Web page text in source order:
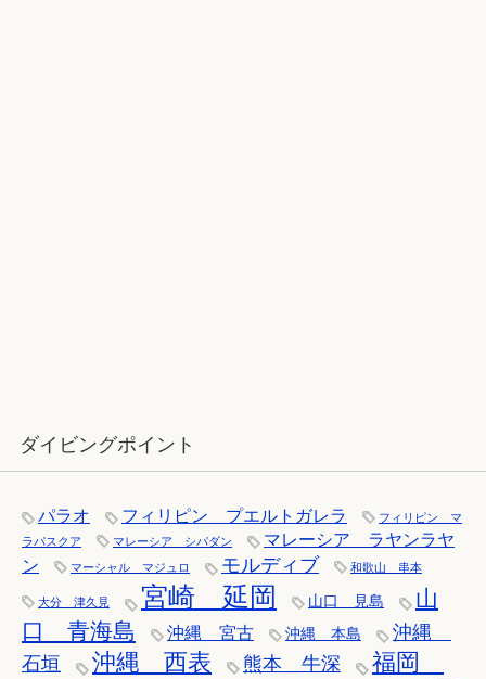
ダイビングポイント
パラオ フィリピン プエルトガレラ
フィリピン マ
ラパスクア
マレーシア シパダン
マレーシア ラヤンラヤ
ン
マーシャル マジュロ モルディブ 和歌山 串本
大分 津久見 宮崎 延岡 山口 見島
山
口 青海島
沖縄 宮古 沖縄 本島
沖縄
石垣
沖縄 西表 熊本 牛深
福岡